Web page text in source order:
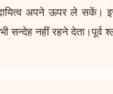
अपने ऊपर ले
भी सन्देह नहीं रहने